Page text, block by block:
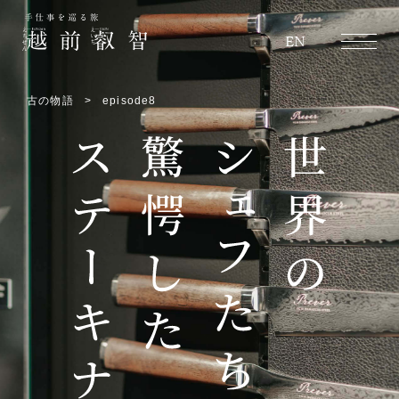
越前叡智
EN
古の物語 episode8